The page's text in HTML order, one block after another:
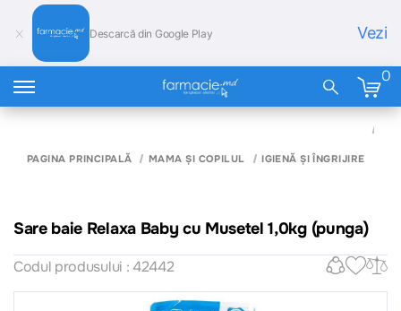
Descarcă din Google Play Vezi
0
PAGINA PRINCIPALĂ MAMA ȘI COPILUL IGIENĂ ȘI ÎNGRIJIRE
Sare baie Relaxa Baby cu Musetel 1,0kg (punga)
Codul produsului : 42442